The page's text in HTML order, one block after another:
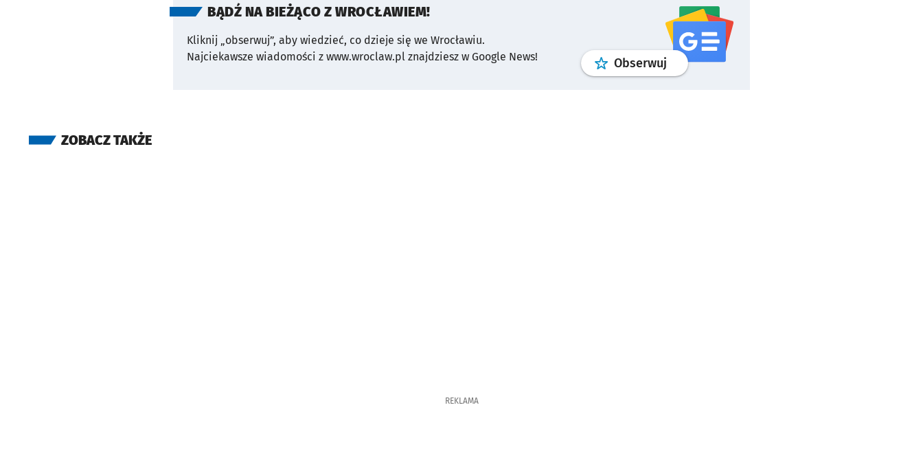
BĄDŹ NA BIEŻĄCO Z WROCŁAWIEM!
Kliknij „obserwuj”, aby wiedzieć, co dzieje się we Wrocławiu.
Najciekawsze wiadomości z www.wroclaw.pl znajdziesz w Google News!
Obserwuj profilgoogle news
ZOBACZ TAKŻE
REKLAMA